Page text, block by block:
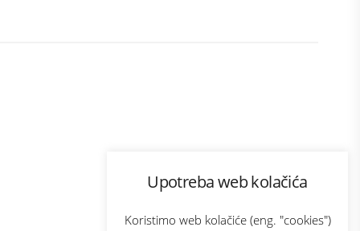
Upotreba web kolačića
Koristimo web kolačiće (eng. "cookies")
Bonus plus
Prijava za newsletter